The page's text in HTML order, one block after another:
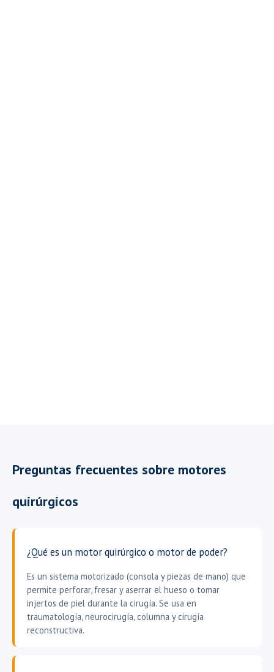
Preguntas frecuentes sobre motores
quirúrgicos
¿Qué es un motor quirúrgico o motor de poder?
Es un sistema motorizado (consola y piezas de mano) que
permite perforar, fresar y aserrar el hueso o tomar
injertos de piel durante la cirugía. Se usa en
traumatología, neurocirugía, columna y cirugía
reconstructiva.